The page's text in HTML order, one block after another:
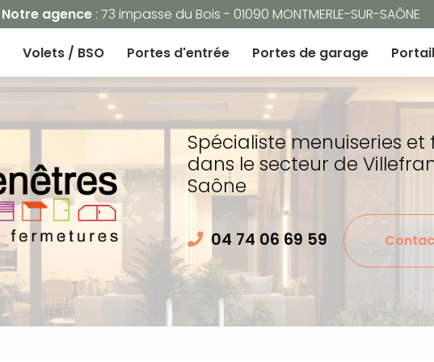
Notre agence: 73 impasse du Bois - 01090 MONTMERLE-SUR-SAÔNE
Navigation secondaire
Volets / BSO Portes d'entrée Portes de garage
Spécialiste menuiseries
dans le secteur de
Saône
04 74 06 69 59